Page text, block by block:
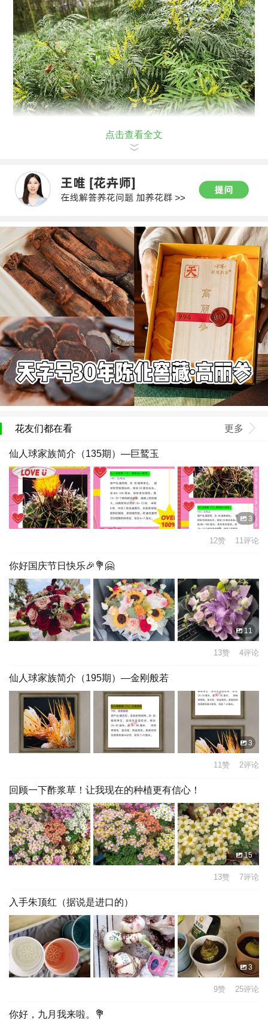
点击查看全文
花友们都在看 更多
仙人球家族简介（135期）—巨鹫玉
3
12赞 11评论
你好国庆节日快乐🎉💐🤗
11
13赞 4评论
仙人球家族简介（195期）—金刚般若
3
11赞 2评论
回顾一下酢浆草！让我现在的种植更有信心！
15
13赞 7评论
入手朱顶红（据说是进口的）
3
9赞 25评论
你好，九月我来啦。💐